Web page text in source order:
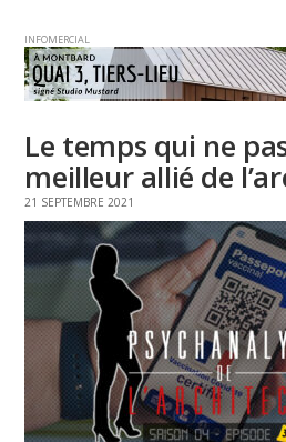
INFOMERCIAL
Le temps qui ne
meilleur allié de
21 SEPTEMBRE 2021